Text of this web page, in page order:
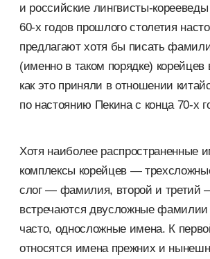
и российские лингвисты-
60-х годов прошлого столетия
предлагают хотя бы писать
(именно в таком порядке) корейцев
как это приняли в отношении
по настоянию Пекина с конца 70-х
Хотя наиболее распространенные
комплексы корейцев —
слог — фамилия, второй и третий
встречаются двусложные фамилии
часто, односложные имена. К
относятся имена прежних и